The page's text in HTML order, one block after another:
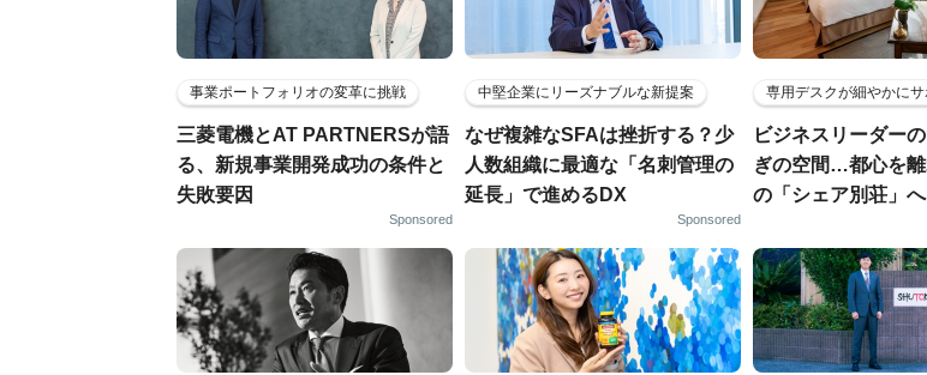
事業ポートフォリオの変革に挑戦
三菱電機とAT PARTNERSが語
る、新規事業開発成功の条件と
失敗要因
Sponsored
中堅企業にリーズナブルな新提案
なぜ複雑なSFAは挫折する？少
人数組織に最適な「名刺管理の
延長」で進めるDX
Sponsored
専用デスクが細やかにサ
ビジネスリーダー
ぎの空間…都心を
の「シェア別荘」へ